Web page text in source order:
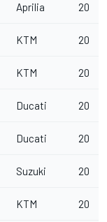
Aprilia 20
KTM 20
KTM 20
Ducati 20
Ducati 20
Suzuki 20
KTM 20